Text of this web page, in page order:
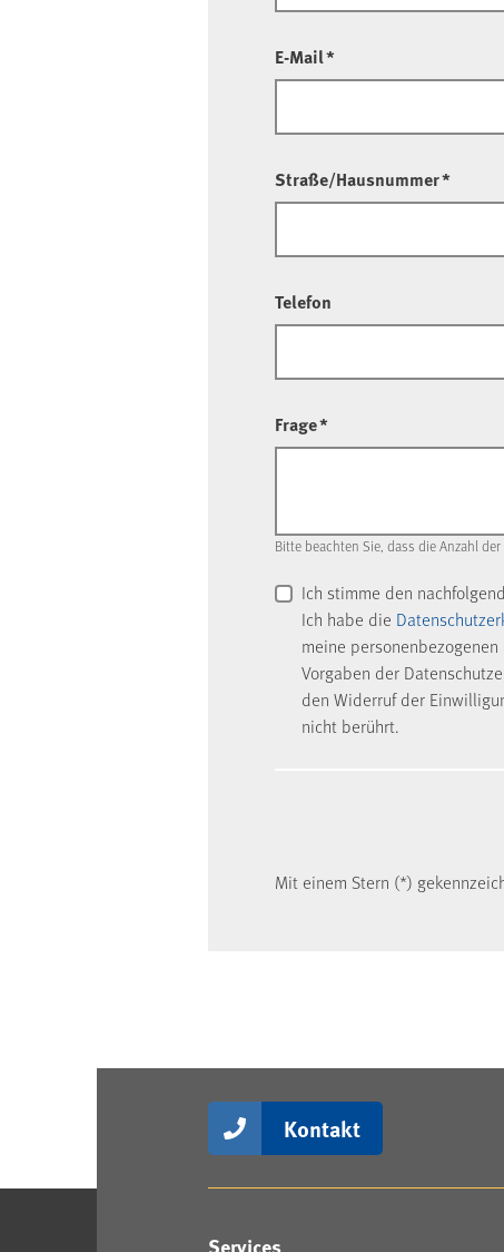
E-Mail*
Straße/Hausnummer*
Telefon
Frage*
Bitte beachten Sie, dass die Anzahl
Ich stimme den
Ich habe die
meine
Vorgaben der
den Widerruf der
nicht berührt.
Mit einem Stern (*)
Kontakt